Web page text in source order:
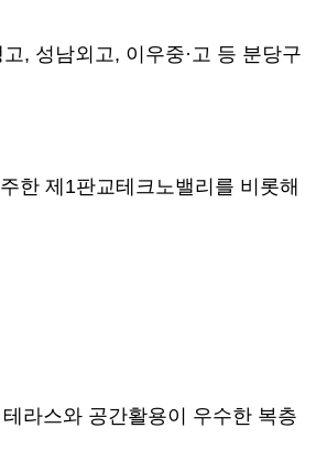
, 성남외고, 이우중·고 등 분당구
한 제1판교테크노밸리를 비롯해
라스와 공간활용이 우수한 복층